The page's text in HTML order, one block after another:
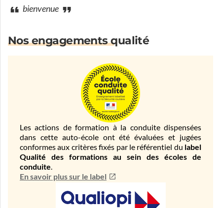
bienvenue
Nos engagements qualité
Les actions de formation à la conduite dispensées
dans cette auto-école ont été évaluées et jugées
conformes aux critères fixés par le référentiel du label
Qualité des formations au sein des écoles de
conduite.
En savoir plus sur le label